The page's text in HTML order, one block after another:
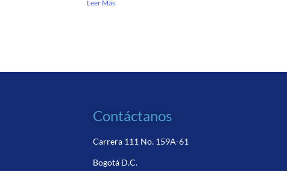
Leer Más
Contáctanos
Carrera 111 No. 159A-61
Bogotá D.C.